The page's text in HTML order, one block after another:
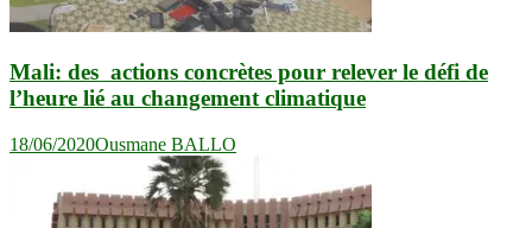
Mali: des actions concrètes pour relever le défi de
l’heure lié au changement climatique
18/06/2020Ousmane BALLO